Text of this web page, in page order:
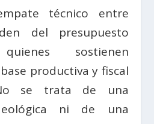
técnico entre
del presupuesto
sostienen
productiva y fiscal
se trata de una
ni de una